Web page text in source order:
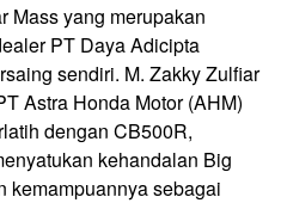
Mass yang merupakan
PT Daya Adicipta
sendiri. M. Zakky Zulfiar
Astra Honda Motor (AHM)
dengan CB500R,
kehandalan Big
kemampuannya sebagai